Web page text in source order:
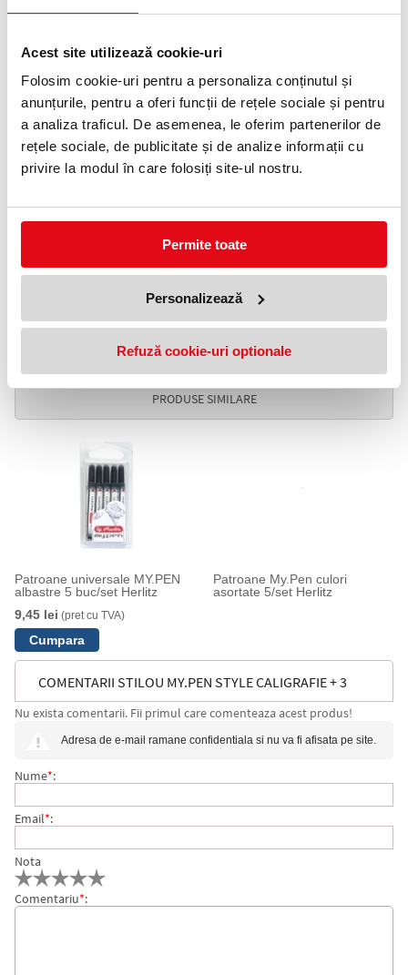
Acest site utilizează cookie-uri
Folosim cookie-uri pentru a personaliza conținutul și
anunțurile, pentru a oferi funcții de rețele sociale și pentru
a analiza traficul. De asemenea, le oferim partenerilor de
rețele sociale, de publicitate și de analize informații cu
privire la modul în care folosiți site-ul nostru.
Permite toate
Personalizează
Refuză cookie-uri optionale
Specificații tehnice
Destinat pentru:Ambidextru, caligrafie
Incluse:4 patroane de cerneală, 3 penițe
Material corp:Plastic
Material peniță:
Culoare:Verde
Ambalare:Blister
Un set complet pentru exercițiile de caligrafie de acasă sau de la
clasă.
Blister
ACCESORII
PRODUSE SIMILARE
Patroane universale MY.PEN
albastre 5 buc/set Herlitz
9,45 lei (pret cu TVA)
Patroane My.Pen culori
asortate 5/set Herlitz
COMENTARII STILOU MY.PEN STYLE CALIGRAFIE + 3
PENITE, DARK SHALE HERLITZ
Nu exista comentarii. Fii primul care comenteaza acest produs!
Adresa de e-mail ramane confidentiala si nu va fi afisata pe site.
Nume*:
Email*:
Nota
Comentariu*: